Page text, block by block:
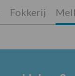
Fokkerij